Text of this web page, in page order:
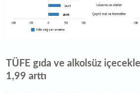
TÜFE gıda ve alkolsüz
1,99 arttı